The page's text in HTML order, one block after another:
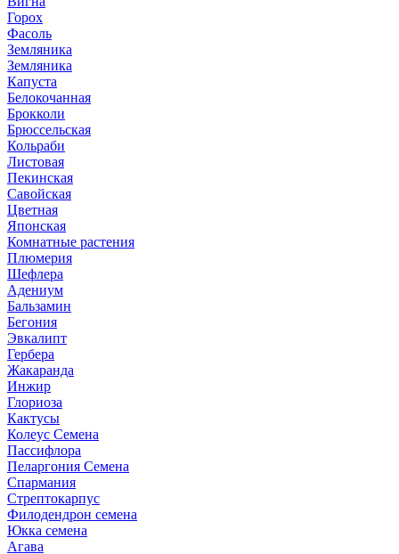
Горох
Фасоль
Земляника
Земляника
Капуста
Белокочанная
Брокколи
Брюссельская
Кольраби
Листовая
Пекинская
Савойская
Цветная
Японская
Комнатные растения
Плюмерия
Шефлера
Адениум
Бальзамин
Бегония
Эвкалипт
Гербера
Жакаранда
Инжир
Глориоза
Кактусы
Колеус Семена
Пассифлора
Пеларгония Семена
Спармания
Стрептокарпус
Филодендрон семена
Юкка семена
Агава